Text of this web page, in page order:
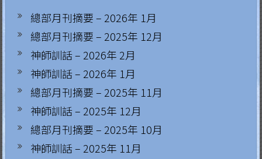
總部月刊摘要 – 2026年 1月
總部月刊摘要 – 2025年 12月
神師訓話 – 2026年 2月
神師訓話 – 2026年 1月
總部月刊摘要 – 2025年 11月
神師訓話 – 2025年 12月
總部月刊摘要 – 2025年 10月
神師訓話 – 2025年 11月